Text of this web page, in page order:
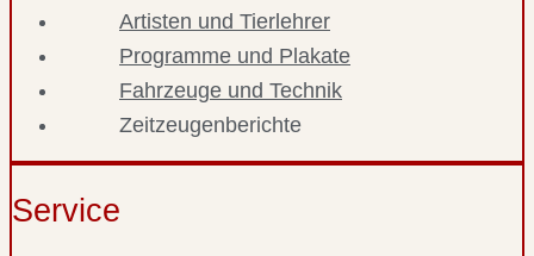
Artisten und Tierlehrer
Programme und Plakate
Fahrzeuge und Technik
Zeitzeugenberichte
Service